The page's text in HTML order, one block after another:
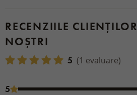
RECENZIILE CLIENȚILOR
NOȘTRI
5 (1 evaluare)
5